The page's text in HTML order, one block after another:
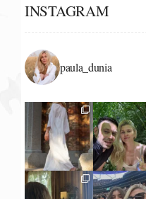
INSTAGRAM
paula_dunia